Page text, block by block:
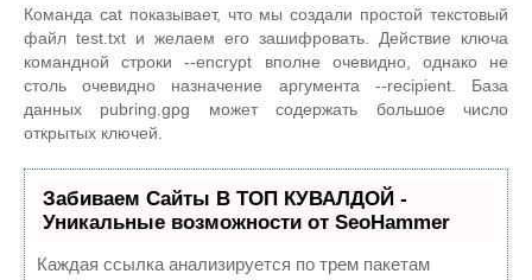
+++++. +++++. +++++. ++++++++++++++++++++. +++++. ++++++++++++++
+.+++++++++.
++++++++++. ++++++++++++++++++++. +++++++++++++++++++++++++++++++
++++++> . +++++...
......................+++++
public and secret key created and signed.
n0nmT5a Y[uuYEA2 ,heq"?°i *J\Po o/
S rm test.txt
Команда cat показывает, что мы создали простой текстовый
файл test.txt и желаем его зашифровать. Действие ключа
командной строки --encrypt вполне очевидно, однако не
столь очевидно назначение аргумента --recipient. База
данных pubring.gpg может содержать большое число
открытых ключей.
Забиваем Сайты В ТОП КУВАЛДОЙ -
Уникальные возможности от SeoHammer
Каждая ссылка анализируется по трем пакетам